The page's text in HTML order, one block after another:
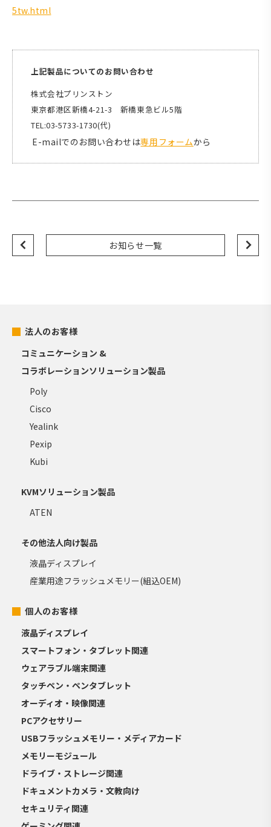
5tw.html
上記製品についてのお問い合わせ
株式会社プリンストン
東京都港区新橋4-21-3 新橋東急ビル5階
TEL:03-5733-1730(代)
E-mailでのお問い合わせは専用フォームから
お知らせ一覧
法人のお客様
コミュニケーション &
コラボレーションソリューション製品
Poly
Cisco
Yealink
Pexip
Kubi
KVMソリューション製品
ATEN
その他法人向け製品
液晶ディスプレイ
産業用途フラッシュメモリー(組込OEM)
個人のお客様
液晶ディスプレイ
スマートフォン・タブレット関連
ウェアラブル端末関連
タッチペン・ペンタブレット
オーディオ・映像関連
PCアクセサリー
USBフラッシュメモリー・メディアカード
メモリーモジュール
ドライブ・ストレージ関連
ドキュメントカメラ・文教向け
セキュリティ関連